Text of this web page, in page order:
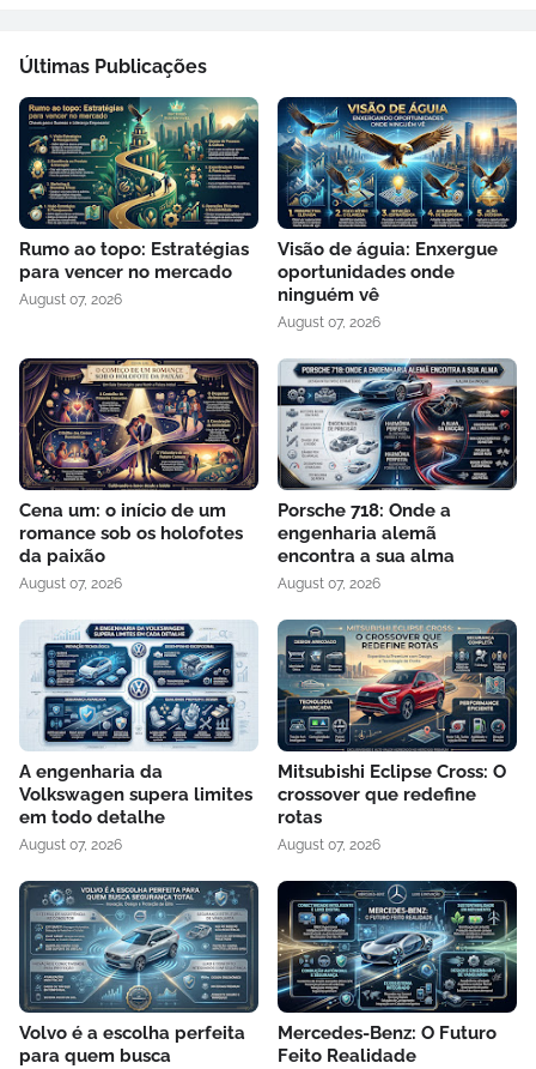
Últimas Publicações
Rumo ao topo: Estratégias
para vencer no mercado
August 07, 2026
Visão de águia: Enxergue
oportunidades onde
ninguém vê
August 07, 2026
Cena um: o início de um
romance sob os holofotes
da paixão
August 07, 2026
Porsche 718: Onde a
engenharia alemã
encontra a sua alma
August 07, 2026
A engenharia da
Volkswagen supera limites
em todo detalhe
August 07, 2026
Mitsubishi Eclipse Cross: O
crossover que redefine
rotas
August 07, 2026
Volvo é a escolha perfeita
para quem busca
Mercedes-Benz: O Futuro
Feito Realidade